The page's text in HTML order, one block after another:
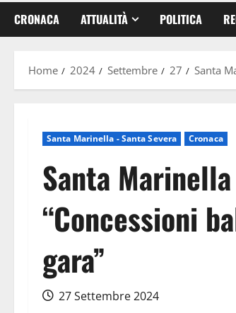
CRONACA ATTUALITÀ POLITICA
Home 2024 Settembre 27 Santa
Santa Marinella - Santa Severa Cronaca
Santa
“Concessioni
gara”
27 Settembre 2024